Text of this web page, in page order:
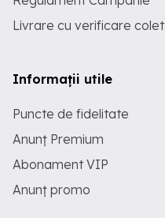
Livrare cu verificare colet
Informații utile
Puncte de fidelitate
Anunț Premium
Abonament VIP
Anunț promo